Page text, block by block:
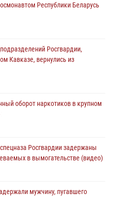
по Московской области
организации ветеранов
автоледи в Подмосковье
Республики Беларусь
Росгвардии,
Кавказе, вернулись из
оборот наркотиков в крупном
Росгвардии задержаны
в вымогательстве (видео)
мужчину, пугавшего